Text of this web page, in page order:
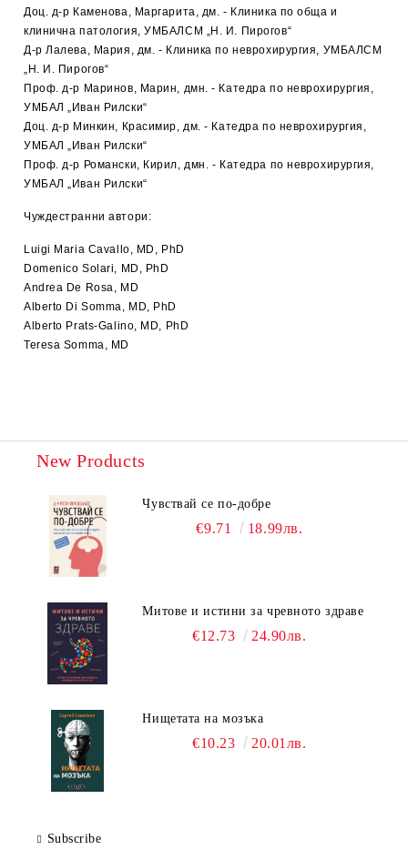
Доц. д-р Каменова, Маргарита, дм. - Клиника по обща и
клинична патология, УМБАЛСМ „Н. И. Пирогов“
Д-р Лалева, Мария, дм. - Клиника по неврохирургия, УМБАЛСМ
„Н. И. Пирогов“
Проф. д-р Маринов, Марин, дмн. - Катедра по неврохирургия,
УМБАЛ „Иван Рилски“
Доц. д-р Минкин, Красимир, дм. - Катедра по неврохирургия,
УМБАЛ „Иван Рилски“
Проф. д-р Романски, Кирил, дмн. - Катедра по неврохирургия,
УМБАЛ „Иван Рилски“
Чуждестранни автори:
Luigi Maria Cavallo, MD, PhD
Domenico Solari, MD, PhD
Andrea De Rosa, MD
Alberto Di Somma, MD, PhD
Alberto Prats-Galino, MD, PhD
Teresa Somma, MD
New Products
Чувствай се по-добре
€9.71 18.99лв.
Митове и истини за чревното здраве
€12.73 24.90лв.
Нищетата на мозъка
€10.23 20.01лв.
Subscribe